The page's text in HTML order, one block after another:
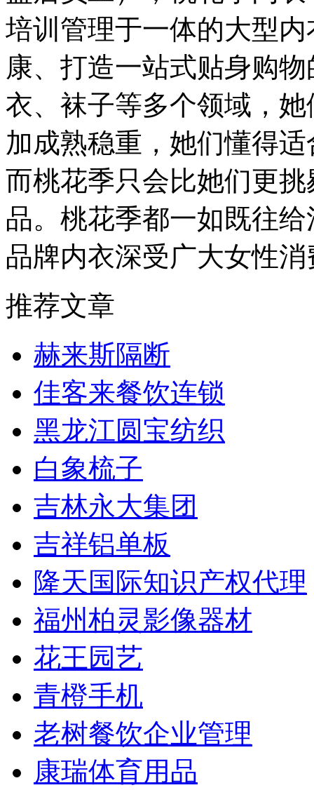
培训管理于一体的大型
康、打造一站式贴身购
衣、袜子等多个领域，
加成熟稳重，她们懂得
而桃花季只会比她们更
品。桃花季都一如既往
品牌内衣深受广大女性
推荐文章
赫来斯隔断
佳客来餐饮连锁
黑龙江圆宝纺织
白象梳子
吉林永大集团
吉祥铝单板
隆天国际知识产权代理
福州柏灵影像器材
花王园艺
青橙手机
老树餐饮企业管理
康瑞体育用品